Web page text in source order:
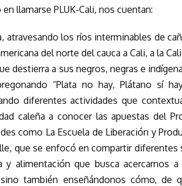
llamarse PLUK-Cali, nos cuentan:
atravesando los ríos interminables de
del norte del cauca a Cali, a la
destierra a sus negros, negras e
“Plata no hay, Plátano sí
diferentes actividades que
caleña a conocer las apuestas del
como La Escuela de Liberación y
que se enfocó en compartir diferentes
y alimentación que busca acercarnos
también enseñándonos cómo, de